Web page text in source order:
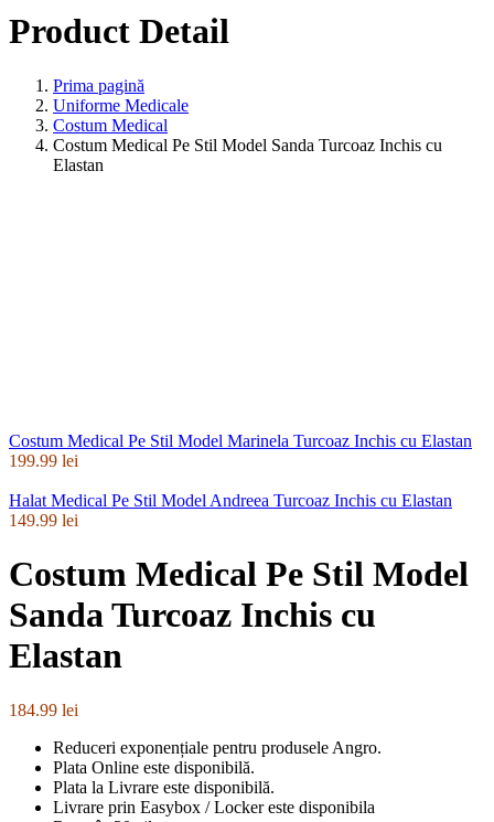
Product Detail
Prima pagină
Uniforme Medicale
Costum Medical
Costum Medical Pe Stil Model Sanda Turcoaz Inchis cu
Elastan
Costum Medical Pe Stil Model Marinela Turcoaz Inchis cu Elastan
199.99 lei
Halat Medical Pe Stil Model Andreea Turcoaz Inchis cu Elastan
149.99 lei
Costum Medical Pe Stil Model
Sanda Turcoaz Inchis cu
Elastan
184.99 lei
Reduceri exponențiale pentru produsele Angro.
Plata Online este disponibilă.
Plata la Livrare este disponibilă.
Livrare prin Easybox / Locker este disponibila